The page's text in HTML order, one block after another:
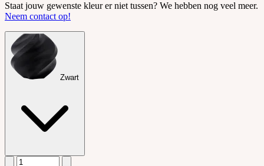
Staat jouw gewenste kleur er niet tussen? We hebben nog veel meer.
Neem contact op!
Zwart